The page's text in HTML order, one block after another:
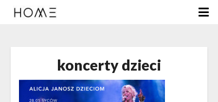
koncerty dzieci